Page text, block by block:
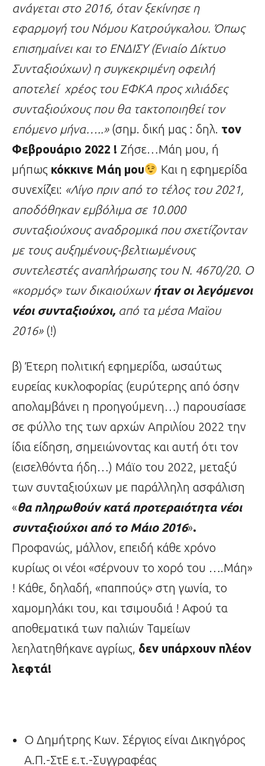
ανάγεται στο 2016, όταν ξεκίνησε η
εφαρμογή του Νόμου Κατρούγκαλου. Όπως
επισημαίνει και το ΕΝΔΙΣΥ (Ενιαίο Δίκτυο
Συνταξιούχων) η συγκεκριμένη οφειλή
αποτελεί χρέος του ΕΦΚΑ προς χιλιάδες
συνταξιούχους που θα τακτοποιηθεί τον
επόμενο μήνα…..» (σημ. δική μας : δηλ. τον
Φεβρουάριο 2022 ! Ζήσε…Μάη μου, ή
μήπως κόκκινε Μάη μου
Και η εφημερίδα
συνεχίζει: «Λίγο πριν από το τέλος του 2021,
αποδόθηκαν εμβόλιμα σε 10.000
συνταξιούχους αναδρομικά που σχετίζονταν
με τους αυξημένους-βελτιωμένους
συντελεστές αναπλήρωσης του Ν. 4670/20. Ο
«κορμός» των δικαιούχωνήταν οι λεγόμενοι
νέοι συνταξιούχοι, από τα μέσα Μαϊου
2016» (!)
β) Έτερη πολιτική εφημερίδα, ωσαύτως
ευρείας κυκλοφορίας (ευρύτερης από όσην
απολαμβάνει η προηγούμενη…) παρουσίασε
σε φύλλο της των αρχών Απριλίου 2022 την
ίδια είδηση, σημειώνοντας και αυτή ότι τον
(εισελθόντα ήδη…) Μάϊο του 2022, μεταξύ
των συνταξιούχων με παράλληλη ασφάλιση
«θα πληρωθούν κατά προτεραιότητα νέοι
συνταξιούχοι από το Μάιο 2016».
Προφανώς, μάλλον, επειδή κάθε χρόνο
κυρίως οι νέοι «σέρνουν το χορό του ….Μάη»
! Κάθε, δηλαδή, «παππούς» στη γωνία, το
χαμομηλάκι του, και τσιμουδιά ! Αφού τα
αποθεματικά των παλιών Ταμείων
λεηλατηθήκανε αγρίως, δεν υπάρχουν πλέον
λεφτά!
Ο Δημήτρης Κων. Σέργιος είναι Δικηγόρος
Α.Π.-ΣτΕ ε.τ.-Συγγραφέας